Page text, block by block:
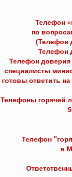
Телефон
по
(Телефон
Телефон
Телефон
специалисты
готовы ответить
Телефоны горячей
Телефон
в